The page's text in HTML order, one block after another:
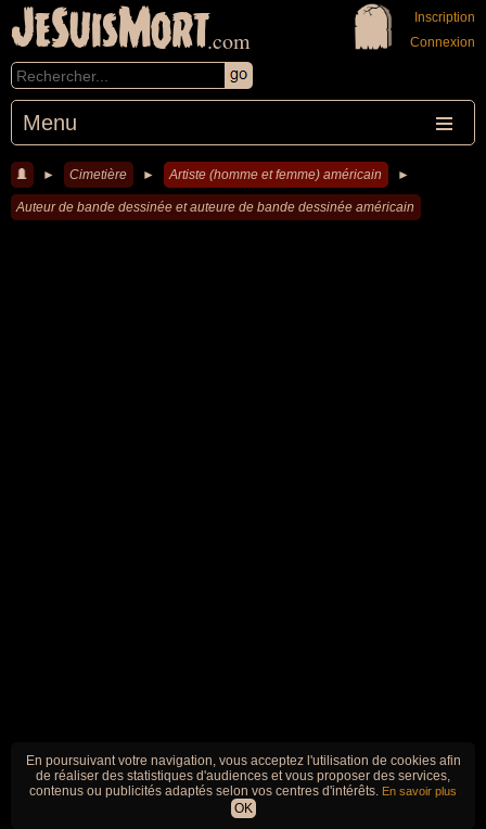
JeSuisMort.com
Menu
Inscription
Connexion
► Cimetière ► Artiste (homme et femme) américain ►
Auteur de bande dessinée et auteure de bande dessinée américain
En poursuivant votre navigation, vous acceptez l'utilisation de cookies afin
de réaliser des statistiques d'audiences et vous proposer des services,
contenus ou publicités adaptés selon vos centres d'intérêts. En savoir plus
OK